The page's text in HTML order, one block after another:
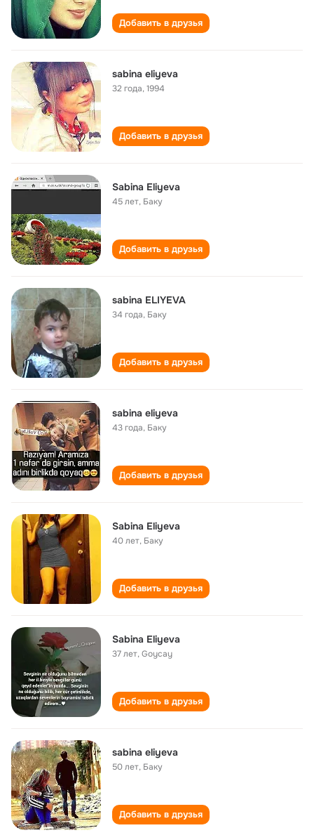
Добавить в друзья
sabina eliyeva
32 года,1994
Добавить в друзья
Sabina Eliyeva
45 лет, Баку
Добавить в друзья
sabina ELIYEVA
34 года, Баку
Добавить в друзья
sabina eliyeva
43 года, Баку
Добавить в друзья
Sabina Eliyeva
40 лет, Баку
Добавить в друзья
Sabina Eliyeva
37 лет,Goycay
Добавить в друзья
sabina eliyeva
50 лет, Баку
Добавить в друзья